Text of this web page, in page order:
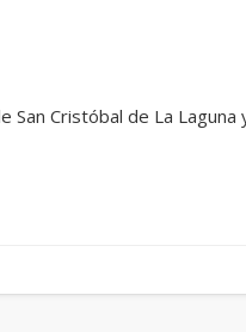
Cristóbal de La